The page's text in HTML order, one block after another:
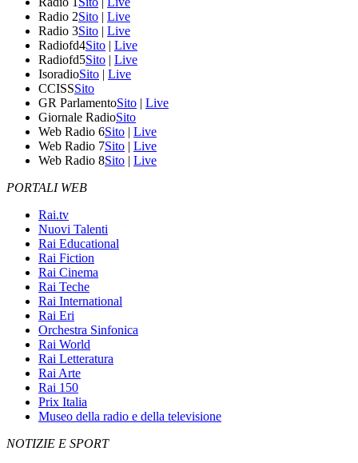
Radio 2Sito | Live
Radio 3Sito | Live
Radiofd4Sito | Live
Radiofd5Sito | Live
IsoradioSito | Live
CCISSSito
GR ParlamentoSito | Live
Giornale RadioSito
Web Radio 6Sito | Live
Web Radio 7Sito | Live
Web Radio 8Sito | Live
PORTALI WEB
Rai.tv
Nuovi Talenti
Rai Educational
Rai Fiction
Rai Cinema
Rai Teche
Rai International
Rai Eri
Orchestra Sinfonica
Rai World
Rai Letteratura
Rai Arte
Rai 150
Prix Italia
Museo della radio e della televisione
NOTIZIE E SPORT